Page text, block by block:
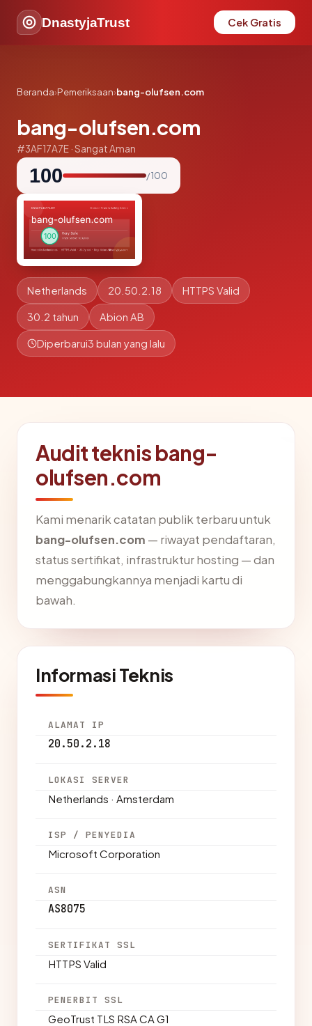
DnastyjaTrust Cek Gratis
Beranda›Pemeriksaan›bang-olufsen.com
bang-olufsen.com
#3AF17A7E · Sangat Aman
100 / 100
Netherlands 20.50.2.18 HTTPS Valid
30.2 tahun Abion AB
Diperbarui3 bulan yang lalu
Audit teknis bang-
olufsen.com
Kami menarik catatan publik terbaru untuk
bang-olufsen.com — riwayat pendaftaran,
status sertifikat, infrastruktur hosting — dan
menggabungkannya menjadi kartu di
bawah.
Informasi Teknis
ALAMAT IP
20.50.2.18
LOKASI SERVER
Netherlands · Amsterdam
ISP / PENYEDIA
Microsoft Corporation
ASN
AS8075
SERTIFIKAT SSL
HTTPS Valid
PENERBIT SSL
GeoTrust TLS RSA CA G1